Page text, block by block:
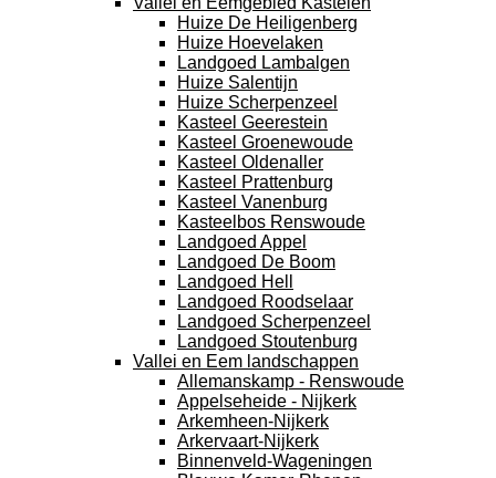
Huize De Heiligenberg
Huize Hoevelaken
Landgoed Lambalgen
Huize Salentijn
Huize Scherpenzeel
Kasteel Geerestein
Kasteel Groenewoude
Kasteel Oldenaller
Kasteel Prattenburg
Kasteel Vanenburg
Kasteelbos Renswoude
Landgoed Appel
Landgoed De Boom
Landgoed Hell
Landgoed Roodselaar
Landgoed Scherpenzeel
Landgoed Stoutenburg
Vallei en Eem landschappen
Allemanskamp - Renswoude
Appelseheide - Nijkerk
Arkemheen-Nijkerk
Arkervaart-Nijkerk
Binnenveld-Wageningen